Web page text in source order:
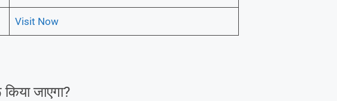
Visit Now
जाएगा?